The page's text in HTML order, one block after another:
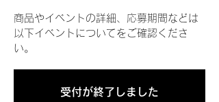
商品やイベントの詳細、応募期間などは
以下イベントについてをご確認くださ
い。
受付が終了しました